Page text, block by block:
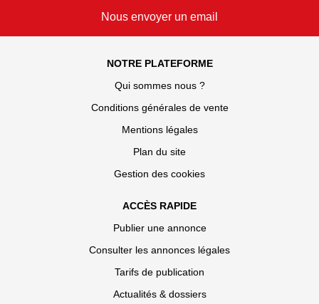
Nous envoyer un email
NOTRE PLATEFORME
Qui sommes nous ?
Conditions générales de vente
Mentions légales
Plan du site
Gestion des cookies
ACCÈS RAPIDE
Publier une annonce
Consulter les annonces légales
Tarifs de publication
Actualités & dossiers